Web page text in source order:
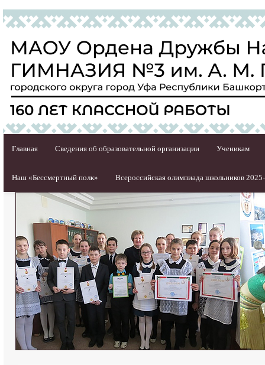
Главная Сведения об образовательной организации Ученикам
Наш «Бессмертный полк» Всероссийская олимпиада школьников